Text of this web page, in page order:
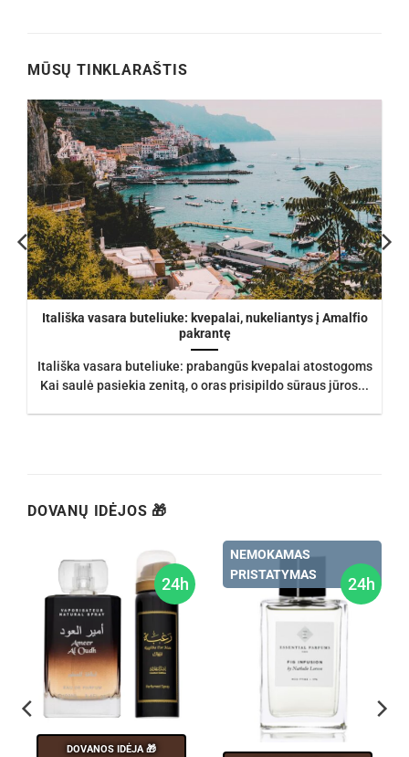
MŪSŲ TINKLARAŠTIS
Itališka vasara buteliuke: kvepalai, nukeliantys į Amalfio
pakrantę
Itališka vasara buteliuke: prabangūs kvepalai atostogoms
Kai saulė pasiekia zenitą, o oras prisipildo sūraus jūros...
DOVANŲ IDĖJOS 🎁
24h
DOVANOS IDĖJA 🎁
24h
NEMOKAMAS
PRISTATYMAS